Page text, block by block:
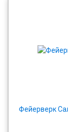
Фейерверк